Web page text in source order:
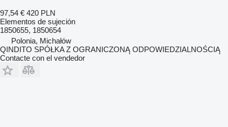
97,54 € 420 PLN
Elementos de sujeción
1850655, 1850654
Polonia, Michałów
QINDITO SPÓŁKA Z OGRANICZONĄ ODPOWIEDZIALNOŚCIĄ
Contacte con el vendedor